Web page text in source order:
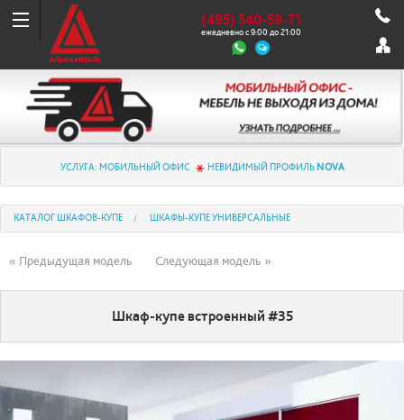
(495) 540-59-71
ежедневно с 9:00 до 21:00
УСЛУГА: МОБИЛЬНЫЙ ОФИС НЕВИДИМЫЙ ПРОФИЛЬ NOVA
КАТАЛОГ ШКАФОВ-КУПЕ ШКАФЫ-КУПЕ УНИВЕРСАЛЬНЫЕ
« Предыдущая модель Следующая модель »
Шкаф-купе встроенный #35